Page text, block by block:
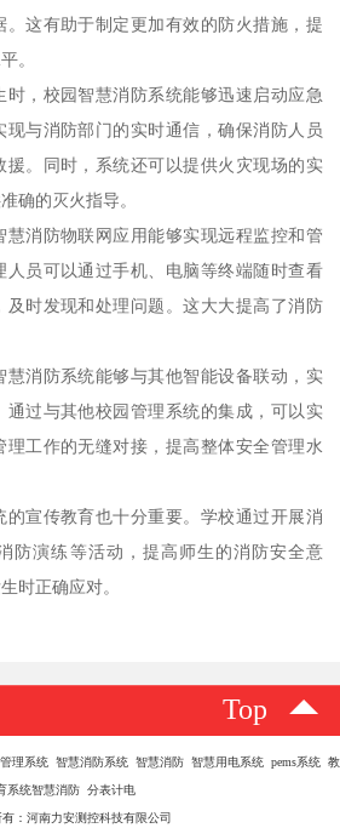
这有助于制定更加有效的防火措施，提
。
，校园智慧消防系统能够迅速启动应急
与消防部门的实时通信，确保消防人员
。同时，系统还可以提供火灾现场的实
确的灭火指导。
消防物联网应用能够实现远程监控和管
人员可以通过手机、电脑等终端随时查看
及时发现和处理问题。这大大提高了消防
消防系统能够与其他智能设备联动，实
过与其他校园管理系统的集成，可以实
工作的无缝对接，提高整体安全管理水
宣传教育也十分重要。学校通过开展消
防演练等活动，提高师生的消防安全意
时正确应对。
Top
理系统 智慧消防系统 智慧消防 智慧用电系统 pems系统 教
系统智慧消防 分表计电
有：河南力安测控科技有限公司